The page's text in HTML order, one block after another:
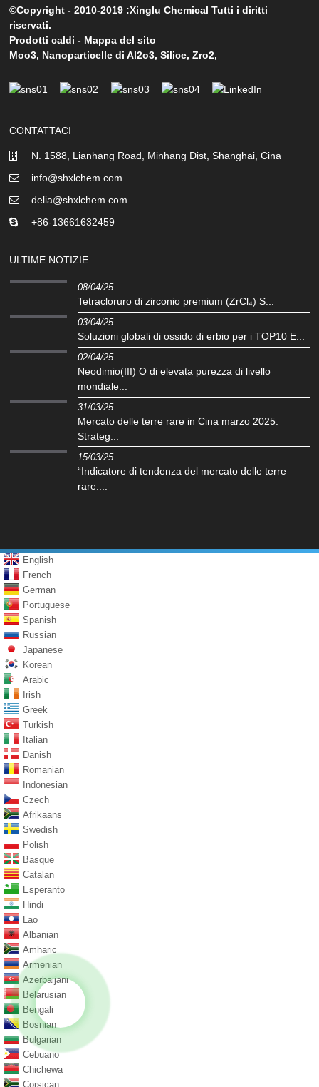
©Copyright - 2010-2019 :Xinglu Chemical Tutti i diritti
riservati.
Prodotti caldi - Mappa del sito
Moo3, Nanoparticelle di Al2o3,Silice,Zro2,
CONTATTACI
N. 1588, Lianhang Road, Minhang Dist, Shanghai, Cina
info@shxlchem.com
delia@shxlchem.com
+86-13661632459
ULTIME NOTIZIE
08/04/25
Tetracloruro di zirconio premium (ZrCl₄) S...
03/04/25
Soluzioni globali di ossido di erbio per i TOP10 E...
02/04/25
Neodimio(III) O di elevata purezza di livello
mondiale...
31/03/25
Mercato delle terre rare in Cina marzo 2025:
Strateg...
15/03/25
“Indicatore di tendenza del mercato delle terre
rare:...
English
French
German
Portuguese
Spanish
Russian
Japanese
Korean
Arabic
Irish
Greek
Turkish
Italian
Danish
Romanian
Indonesian
Czech
Afrikaans
Swedish
Polish
Basque
Catalan
Esperanto
Hindi
Lao
Albanian
Amharic
Armenian
Azerbaijani
Belarusian
Bengali
Bosnian
Bulgarian
Cebuano
Chichewa
Corsican